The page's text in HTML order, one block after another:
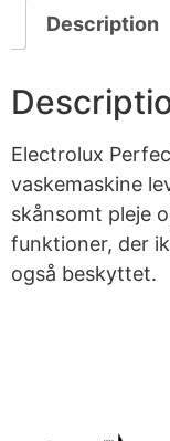
Description
Electrolux
vaskemaskine
skånsomt pleje
funktioner, der
også beskyttet.